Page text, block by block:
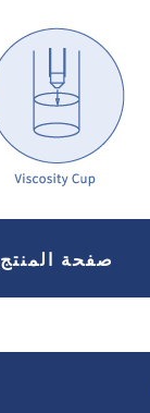
صفحة المنتج